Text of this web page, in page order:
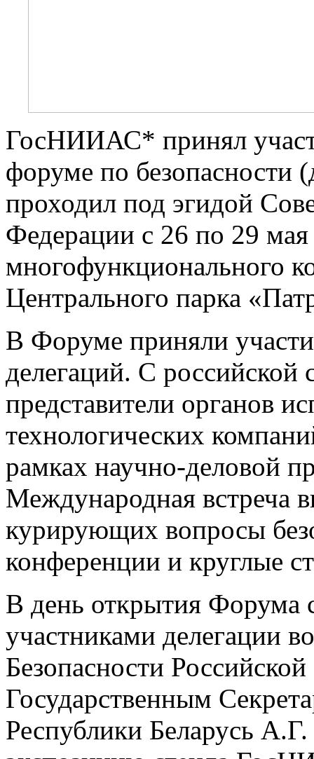
ГосНИИАС* принял
форуме по безопасности
проходил под эгидой
Федерации с 26 по 29
многофункционального
Центрального парка
В Форуме приняли
делегаций. С российской
представители органов
технологических
рамках научно-деловой
Международная встреча
курирующих вопросы
конференции и круглые
В день открытия Форума
участниками делегации
Безопасности
Государственным
Республики Беларусь